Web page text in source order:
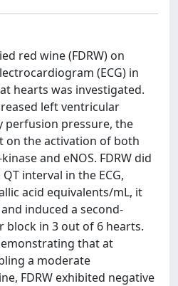
red wine (FDRW) on
(ECG) in
hearts was investigated.
left ventricular
perfusion pressure, the
on the activation of both
and eNOS. FDRW did
interval in the ECG,
acid equivalents/mL, it
induced a second-
in 3 out of 6 hearts.
that at
a moderate
FDRW exhibited negative